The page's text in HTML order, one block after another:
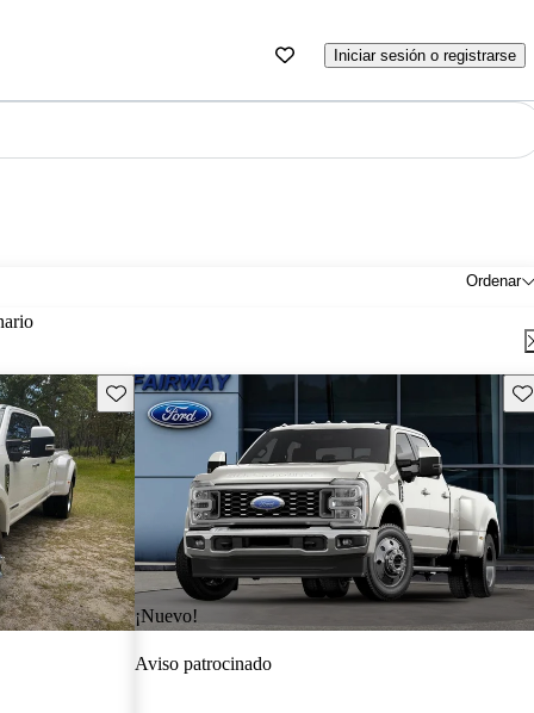
Iniciar sesión o registrarse
Ordenar
Guarda este Aviso
¡Nuevo!
Aviso patrocinado